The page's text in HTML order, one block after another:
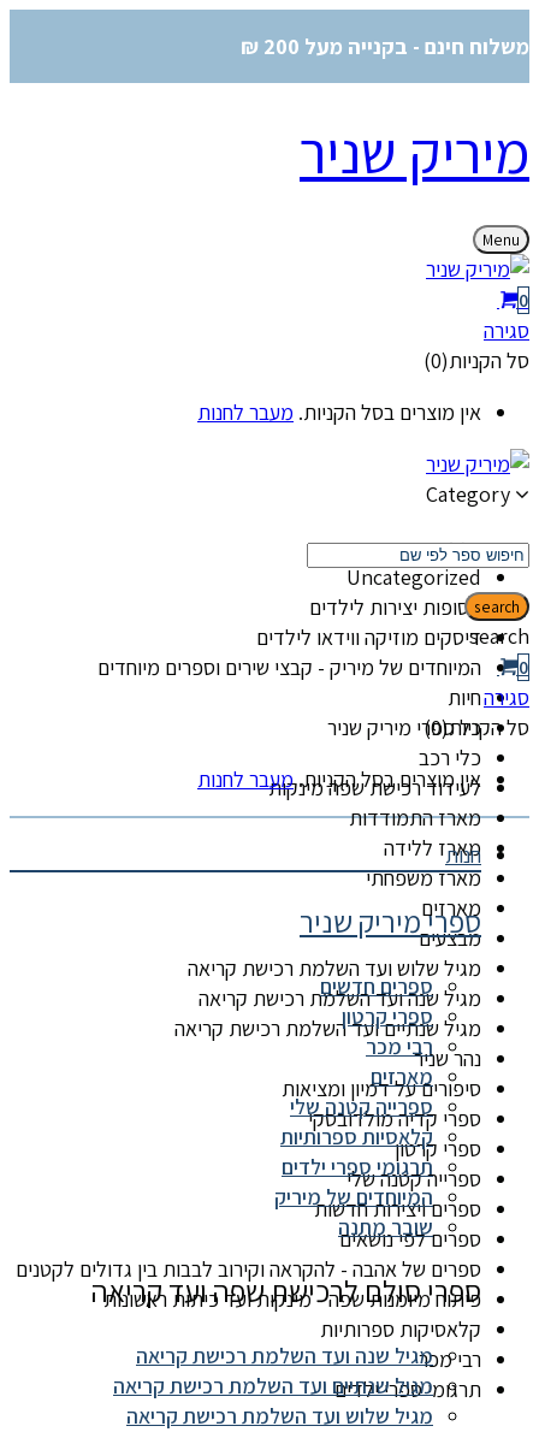
משלוח חינם - בקנייה מעל 200 ₪
מיריק שניר
Menu
0
סגירה
סל הקניות(0)
אין מוצרים בסל הקניות. מעבר לחנות
Category
קטגוריות
Uncategorized
אסופות יצירות לילדים
דיסקים מוזיקה ווידאו לילדים
המיוחדים של מיריק - קבצי שירים וספרים מיוחדים
חיות
כל ספרי מיריק שניר
כלי רכב
לעידוד רכישת שפה מינקות
מארז התמודדות
מארז ללידה
מארז משפחתי
מארזים
מבצעים
מגיל שלוש ועד השלמת רכישת קריאה
מגיל שנה ועד השלמת רכישת קריאה
מגיל שנתיים ועד השלמת רכישת קריאה
נהר שניר
סיפורים על דמיון ומציאות
ספרי קדיה מולדובסקי
ספרי קרטון
ספרייה קטנה שלי
ספרים ויצירות חדשות
ספרים לפי נושאים
ספרים של אהבה - להקראה וקירוב לבבות בין גדולים לקטנים
פיתוח מיומנות שפה - מינקות ועד כיתות ראשונות
קלאסיקות ספרותיות
רבי מכר
תרגומי ספרי ילדים
search
search
0
סגירה
סל הקניות(0)
אין מוצרים בסל הקניות. מעבר לחנות
חנות
ספרי מיריק שניר
ספרים חדשים
ספרי קרטון
רבי מכר
מארזים
ספרייה קטנה שלי
קלאסיות ספרותיות
תרגומי ספרי ילדים
המיוחדים של מיריק
שובר מתנה
ספרי סולם לרכישת שפה ועד קריאה
מגיל שנה ועד השלמת רכישת קריאה
מגיל שנתיים ועד השלמת רכישת קריאה
מגיל שלוש ועד השלמת רכישת קריאה